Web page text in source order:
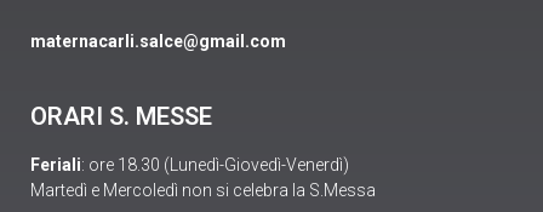
maternacarli.salce@gmail.com
ORARI S. MESSE
Feriali: ore 18.30 (Lunedì-Giovedì-Venerdì)
Martedì e Mercoledì non si celebra la S.Messa